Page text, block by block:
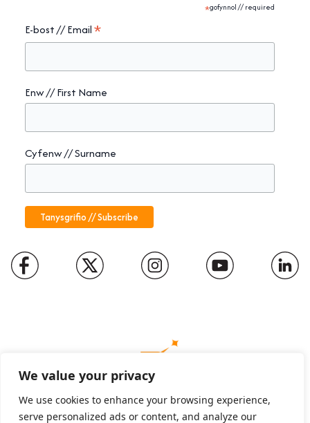
We value your privacy
We use cookies to enhance your browsing experience,
serve personalized ads or content, and analyze our
*gofynnol // required
E-bost // Email*
Enw // First Name
Cyfenw // Surname